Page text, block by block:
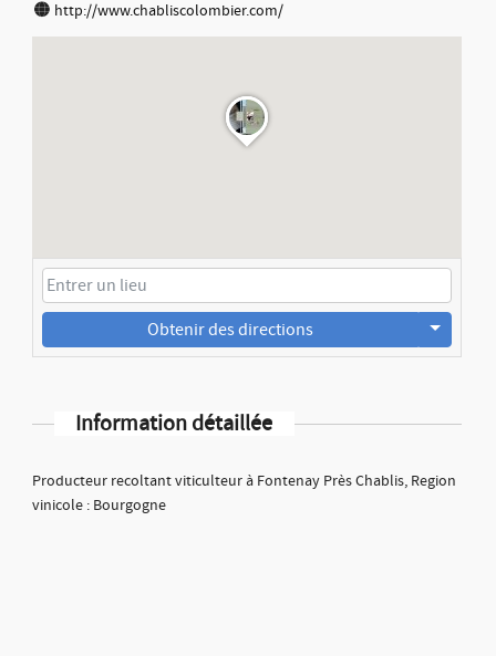
http://www.chabliscolombier.com/
Obtenir des directions
Information détaillée
Producteur recoltant viticulteur à Fontenay Près Chablis, Region
vinicole : Bourgogne